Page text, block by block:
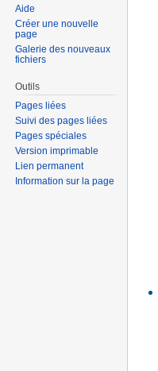
Aide
Créer une nouvelle
page
Galerie des nouveaux
fichiers
Outils
Pages liées
Suivi des pages liées
Pages spéciales
Version imprimable
Lien permanent
Information sur la page